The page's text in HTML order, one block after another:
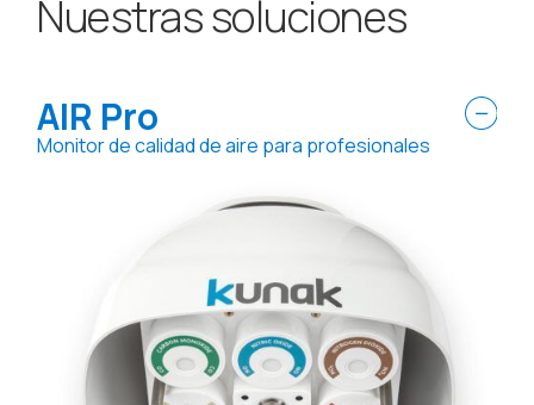
Nuestras soluciones
AIR Pro
Monitor de calidad de aire para profesionales